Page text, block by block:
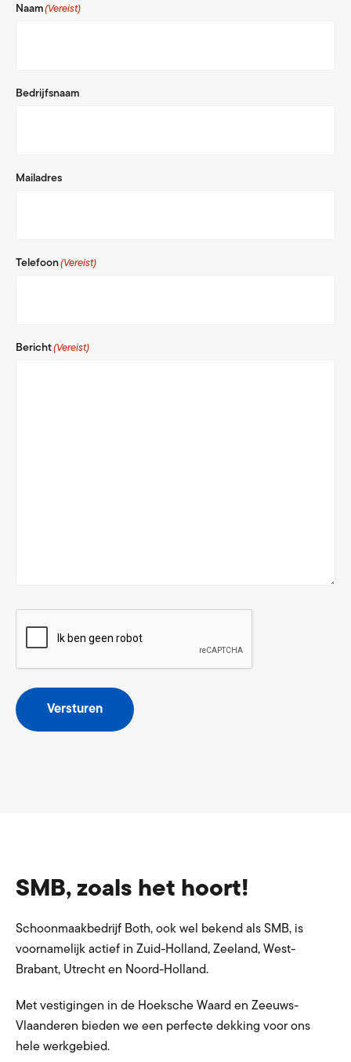
Naam(Vereist)
Bedrijfsnaam
Mailadres
Telefoon(Vereist)
Bericht(Vereist)
Versturen
SMB, zoals het hoort!
Schoonmaakbedrijf Both, ook wel bekend als SMB, is
voornamelijk actief in Zuid-Holland, Zeeland, West-
Brabant, Utrecht en Noord-Holland.
Met vestigingen in de Hoeksche Waard en Zeeuws-
Vlaanderen bieden we een perfecte dekking voor ons
hele werkgebied.